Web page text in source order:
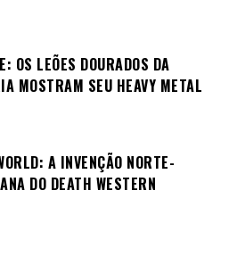
OS LEÕES DOURADOS DA
MOSTRAM SEU HEAVY METAL
A INVENÇÃO NORTE-
DO DEATH WESTERN